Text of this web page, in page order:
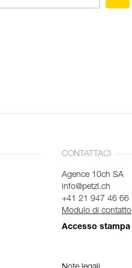
CONTATTACI
Agence 10ch SA
info@petzl.ch
+41 21 947 46 66
Modulo di contatto
Accesso stampa